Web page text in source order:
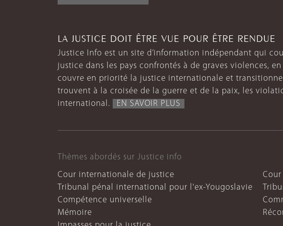
LA JUSTICE DOIT ÊTRE VUE POUR ÊTRE RENDUE
Justice Info est un site d’information indépendant qui
justice dans les pays confrontés à de graves violences,
couvre en priorité la justice internationale et
trouvent à la croisée de la guerre et de la paix, les
international.
EN SAVOIR PLUS
Thèmes abordés sur Justice info
Cour internationale de justice
Tribunal pénal international pour l'ex-Yougoslavie
Compétence universelle
Mémoire